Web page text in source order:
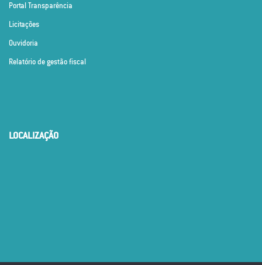
Portal Transparência
Licitações
Ouvidoria
Relatório de gestão fiscal
LOCALIZAÇÃO